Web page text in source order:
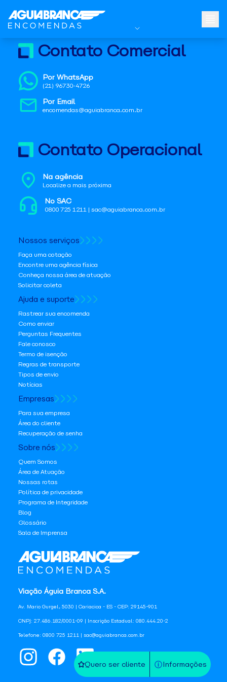
Quero ser cliente Informações
Viação Águia Branca S.A.
Av. Mario Gurgel, 5030 | Cariacica - ES - CEP: 29145-901
CNPJ: 27.486.182/0001-09 | Inscrição Estadual: 080.444.20-2
Telefone: 0800 725 1211 | sac@aguiabranca.com.br
Contato Comercial
Por WhatsApp
(21) 96730-4726
Por Email
encomendas@aguiabranca.com.br
Contato Operacional
Na agência
Localize a mais próxima
No SAC
0800 725 1211 | sac@aguiabranca.com.br
Nossos serviços
Faça uma cotação
Encontre uma agência física
Conheça nossa área de atuação
Solicitar coleta
Ajuda e suporte
Rastrear sua encomenda
Como enviar
Perguntas Frequentes
Fale conosco
Termo de isenção
Regras de transporte
Tipos de envio
Notícias
Empresas
Para sua empresa
Área do cliente
Recuperação de senha
Sobre nós
Quem Somos
Área de Atuação
Nossas rotas
Política de privacidade
Programa de Integridade
Blog
Glossário
Sala de Imprensa